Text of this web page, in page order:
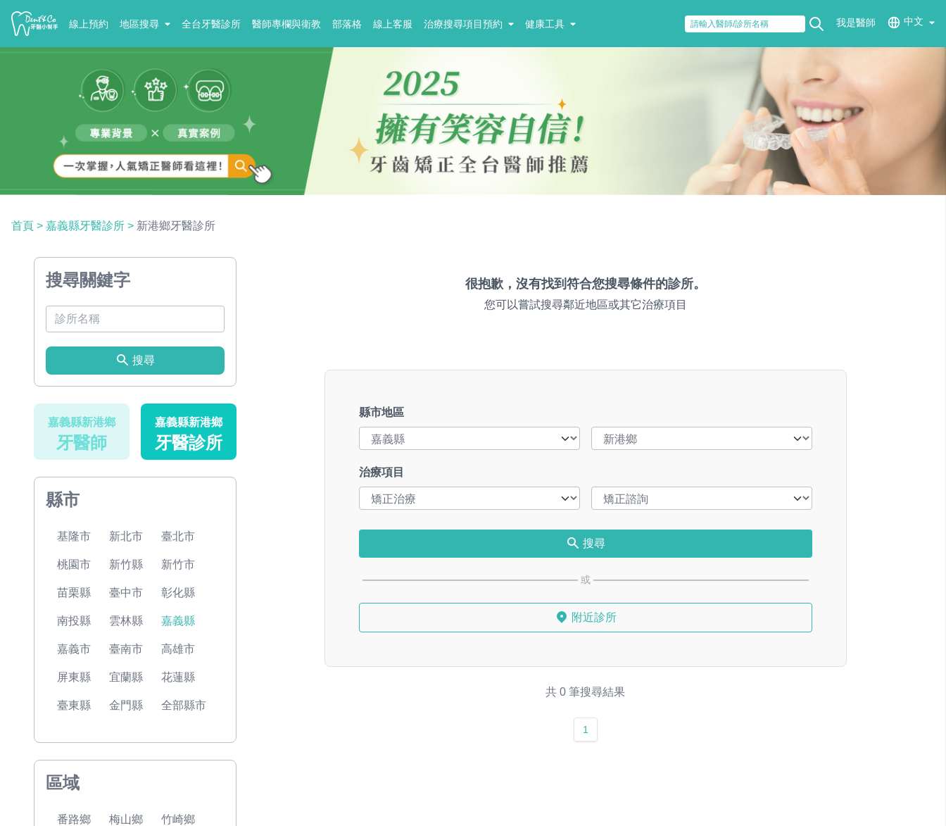
線上預約 地區搜尋 全台牙醫診所 醫師專欄與衛教 部落格 線上客服 治療搜尋項目預約 健康工具 我是醫師 中文
首頁 > 嘉義縣牙醫診所 > 新港鄉牙醫診所
搜尋關鍵字
搜尋
嘉義縣新港鄉
牙醫師
嘉義縣新港鄉
牙醫診所
縣市
基隆市 新北市 臺北市
桃園市 新竹縣 新竹市
苗栗縣 臺中市 彰化縣
南投縣 雲林縣 嘉義縣
嘉義市 臺南市 高雄市
屏東縣 宜蘭縣 花蓮縣
臺東縣 金門縣 全部縣市
區域
番路鄉 梅山鄉 竹崎鄉
很抱歉，沒有找到符合您搜尋條件的診所。
您可以嘗試搜尋鄰近地區或其它治療項目
縣市地區
治療項目
搜尋
或
附近診所
共 0 筆搜尋結果
1